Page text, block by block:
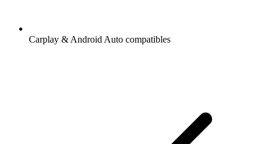
Carplay & Android Auto compatibles